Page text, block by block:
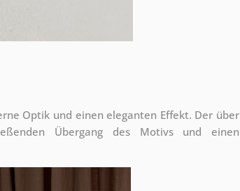
Optik und einen eleganten Effekt. Der über
Übergang des Motivs und einen